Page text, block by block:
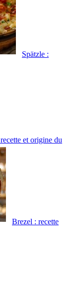
Spätzle :
et origine du
Brezel : recette